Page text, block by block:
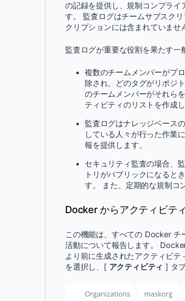
の記録を提供し、規制コンプライ
す。 監査ログはチームサブスク
クリプションには含まれていませ
監査ログが重要な役割を果たす
複数のチームメンバーがプ
除され、どのタグがリポジ
のチームメンバーがそれら
ティビティのリストを作成
監査ログはナレッジベース
している人々が行った作業
報を提供します。
セキュリティ監査の場合、
トリがパブリックになると
す。 また、定期的な規制
Docker からアクティビテ
この機能は、すべての Docker チ
活動について報告します。
より前に生成されたアクティビ
を選択し、[ アクティビティ ] タ